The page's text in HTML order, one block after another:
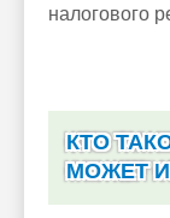
налогового
КТО
МОЖЕТ